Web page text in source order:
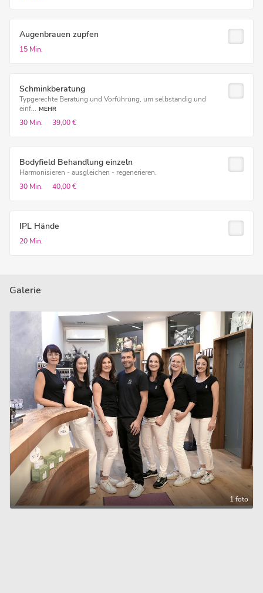
Augenbrauen zupfen
15 Min.
Schminkberatung
Typgerechte Beratung und Vorführung, um selbständig und
einf... MEHR
30 Min. 39,00 €
Bodyfield Behandlung einzeln
Harmonisieren - ausgleichen - regenerieren.
30 Min.
40,00 €
IPL Hände
20 Min.
Galerie
1 foto